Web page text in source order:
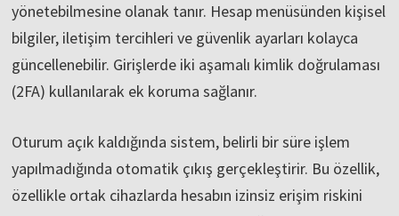
yönetebilmesine olanak tanır. Hesap menüsünden kişisel
bilgiler, iletişim tercihleri ve güvenlik ayarları kolayca
güncellenebilir. Girişlerde iki aşamalı kimlik doğrulaması
(2FA) kullanılarak ek koruma sağlanır.
Oturum açık kaldığında sistem, belirli bir süre işlem
yapılmadığında otomatik çıkış gerçekleştirir. Bu özellik,
özellikle ortak cihazlarda hesabın izinsiz erişim riskini